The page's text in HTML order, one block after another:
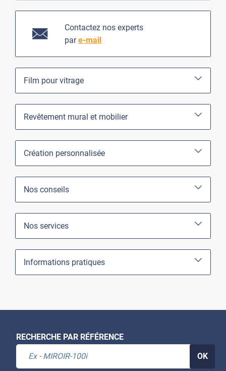
Contactez nos experts
pare-mail
Film pour vitrage
Revêtement mural et mobilier
Création personnalisée
Nos conseils
Nos services
Informations pratiques
RECHERCHE PAR RÉFÉRENCE
OK